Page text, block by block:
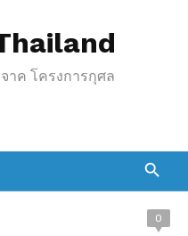
าค โครงการกุศล
0